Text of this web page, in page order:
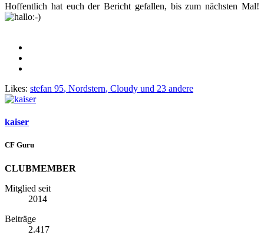
Hoffentlich hat euch der Bericht gefallen, bis zum nächsten Mal!
Likes: stefan 95, Nordstern, Cloudy und 23 andere
kaiser
CF Guru
CLUBMEMBER
Mitglied seit
2014
Beiträge
2.417